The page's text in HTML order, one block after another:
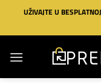
Preskoči
sadržaj
UŽIVAJTE U